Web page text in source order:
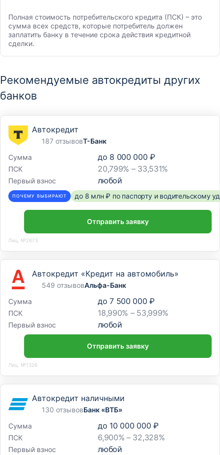
Полная стоимость потребительского кредита (ПСК) – это
сумма всех средств, которые потребитель должен
заплатить банку в течение срока действия кредитной
сделки.
Рекомендуемые автокредиты других
банков
Автокредит
187 отзывовТ-Банк
Сумма
до 8 000 000 ₽
ПСК 20,799% – 33,531%
Первый взнос любой
ПОЧЕМУ ВЫБИРАЮТ до 8 млн ₽ по паспорту и водительскому
Отправить заявку
Лиц. №2673
Автокредит «Кредит на автомобиль»
549 отзывовАльфа-Банк
Сумма
до 7 500 000 ₽
ПСК 18,990% – 53,999%
Первый взнос любой
Отправить заявку
Лиц. №1326
Автокредит наличными
130 отзывовБанк «ВТБ»
Сумма
до 10 000 000 ₽
ПСК 6,900% – 32,328%
Первый взнос любой